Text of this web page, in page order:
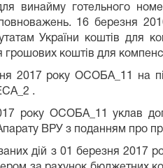
винайму готельного
повноважень. 16 березня
України коштів для
грошових коштів для
2017 року ОСОБА_11 на
.
року ОСОБА_11 уклав
ВРУ з поданням про
дій з 01 березня